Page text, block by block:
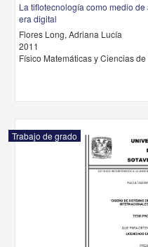
La tiflotecnología como medio
era digital
Flores Long, Adriana Lucía
2011
Físico Matemáticas y Ciencias de
Trabajo de grado